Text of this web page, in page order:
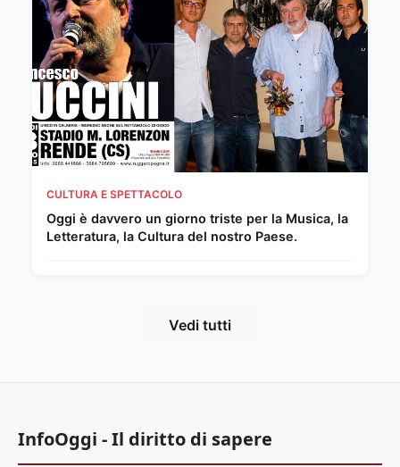
CULTURA E SPETTACOLO
Oggi è davvero un giorno triste per la Musica, la
Letteratura, la Cultura del nostro Paese.
Vedi tutti
InfoOggi - Il diritto di sapere